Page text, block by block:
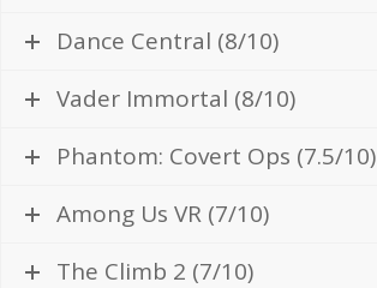
Dance Central (8/10)
Vader Immortal (8/10)
Phantom: Covert Ops (7.5/10)
Among Us VR (7/10)
The Climb 2 (7/10)